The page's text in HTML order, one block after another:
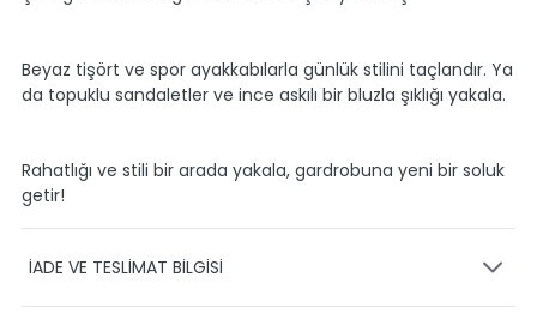
Beyaz tişört ve spor ayakkabılarla günlük stilini taçlandır. Ya
da topuklu sandaletler ve ince askılı bir bluzla şıklığı yakala.
Rahatlığı ve stili bir arada yakala, gardrobuna yeni bir soluk
getir!
İADE VE TESLİMAT BİLGİSİ